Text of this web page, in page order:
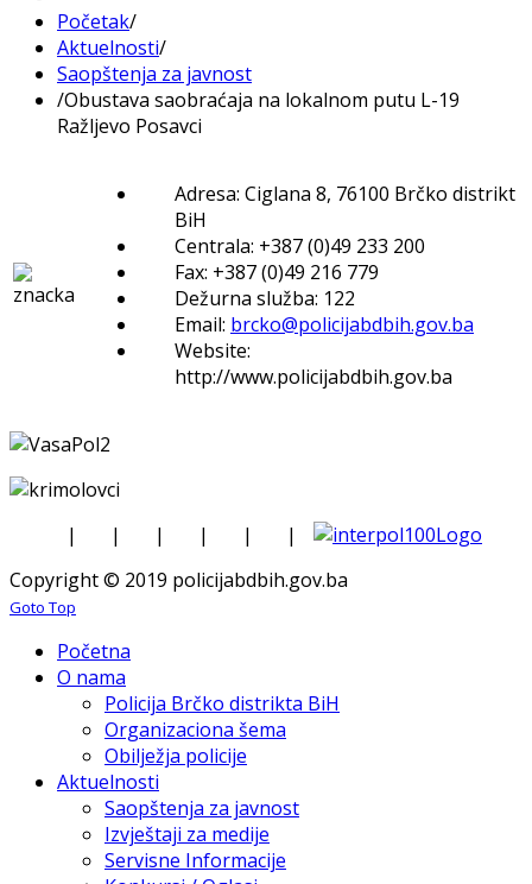
Početak/
Aktuelnosti/
Saopštenja za javnost
/Obustava saobraćaja na lokalnom putu L-19
Ražljevo Posavci
Adresa: Ciglana 8, 76100 Brčko distrikt
BiH
Centrala: +387 (0)49 233 200
Fax: +387 (0)49 216 779
Dežurna služba: 122
Email: brcko@policijabdbih.gov.ba
Website:
http://www.policijabdbih.gov.ba
| | | | |
|
Copyright © 2019 policijabdbih.gov.ba
Goto Top
Početna
O nama
Policija Brčko distrikta BiH
Organizaciona šema
Obilježja policije
Aktuelnosti
Saopštenja za javnost
Izvještaji za medije
Servisne Informacije